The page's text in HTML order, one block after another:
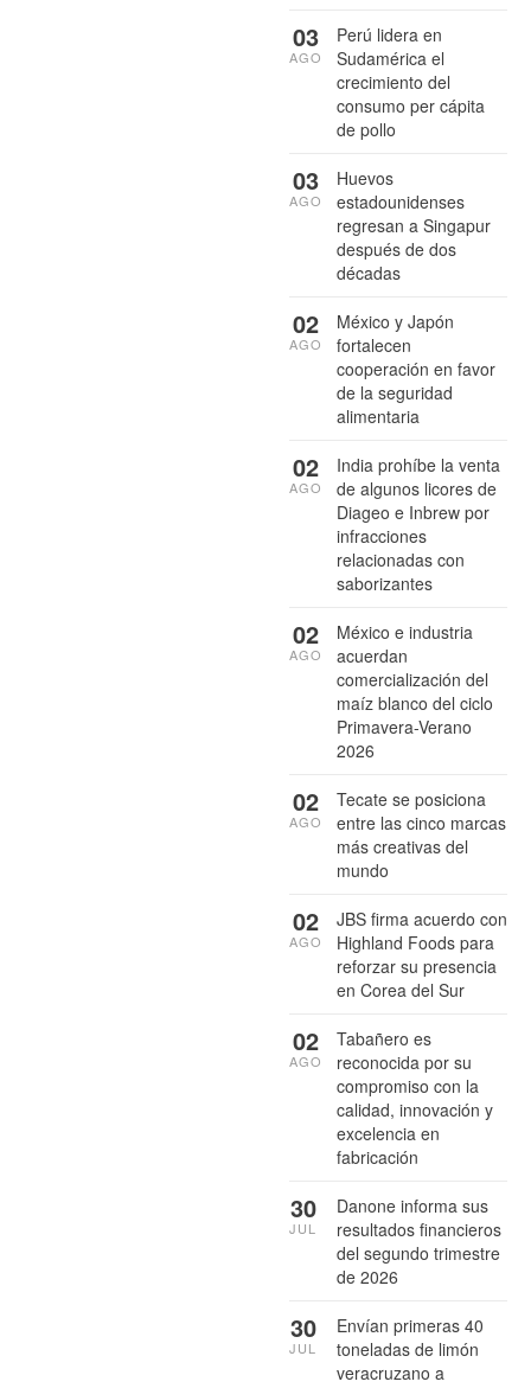
Perú lidera en
Sudamérica el
crecimiento del
consumo per cápita
de pollo
03
AGO
Huevos
estadounidenses
regresan a Singapur
después de dos
décadas
03
AGO
México y Japón
fortalecen
cooperación en favor
de la seguridad
alimentaria
02
AGO
India prohíbe la venta
de algunos licores de
Diageo e Inbrew por
infracciones
relacionadas con
saborizantes
02
AGO
México e industria
acuerdan
comercialización del
maíz blanco del ciclo
Primavera-Verano
2026
02
AGO
Tecate se posiciona
entre las cinco marcas
más creativas del
mundo
02
AGO
JBS firma acuerdo con
Highland Foods para
reforzar su presencia
en Corea del Sur
02
AGO
Tabañero es
reconocida por su
compromiso con la
calidad, innovación y
excelencia en
fabricación
02
AGO
Danone informa sus
resultados financieros
del segundo trimestre
de 2026
30
JUL
Envían primeras 40
toneladas de limón
veracruzano a
30
JUL